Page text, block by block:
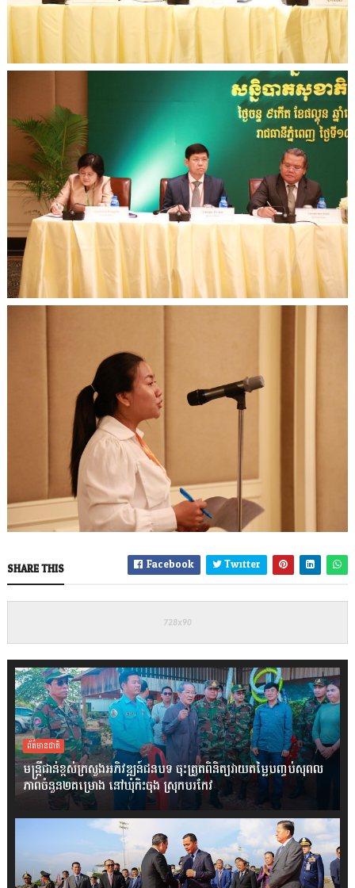
SHARE THIS Facebook Twitter
ព័ត៌មានជាតិ
មន្ត្រីជាន់ខ្ពស់ក្រសួងអភិវឌ្ឍន៍ជនបទ ចុះត្រួតពិនិត្យវាយតម្លៃបញ្ចប់សុពល
ភាពចំនួន២គម្រោង នៅឃុំកិះចុង ស្រុកបរកែវ